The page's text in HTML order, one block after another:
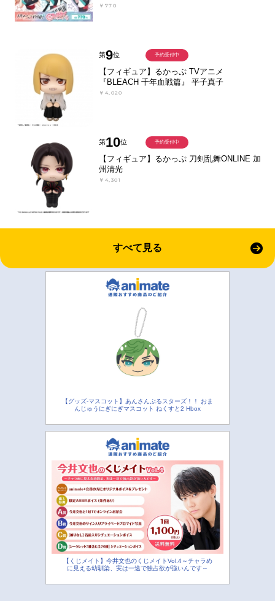
￥770
第9位
【フィギュア】るかっぷ TVアニメ
『BLEACH 千年血戦篇』 平子真子
￥4,020
予約受付中
第10位
【フィギュア】るかっぷ 刀剣乱舞ONLINE 加
州清光
￥4,301
予約受付中
すべて見る
【グッズ-マスコット】あんさんぶるスターズ！！ おま
んじゅうにぎにぎマスコット ねくすと2 Hbox
【くじメイト】今井文也のくじメイトVol.4～チャラめ
に見える幼馴染、実は一途で独占欲が強いんです～